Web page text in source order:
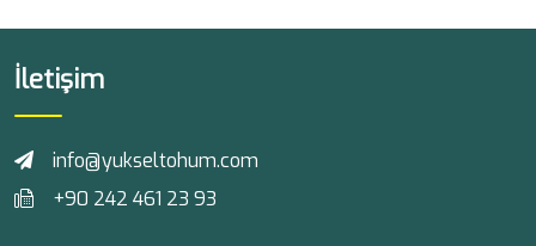
İletişim
info@yukseltohum.com
+90 242 461 23 93